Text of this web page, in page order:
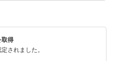
取得
されました。